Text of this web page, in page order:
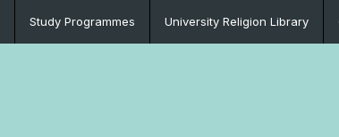
Study Programmes University Religion Library